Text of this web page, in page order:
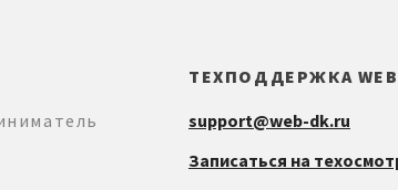
ТЕХПОДДЕРЖКА
support@web-dk.ru
Записаться на